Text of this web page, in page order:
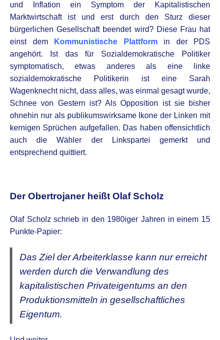
und Inflation ein Symptom der Kapitalistischen
Marktwirtschaft ist und erst durch den Sturz dieser
bürgerlichen Gesellschaft beendet wird? Diese Frau hat
einst dem
Kommunistische Plattformin der PDS
angehört. Ist das für Sozialdemokratische Politiker
symptomatisch, etwas anderes als eine linke
sozialdemokratische Politikerin ist eine Sarah
Wagenknecht nicht, dass alles, was einmal gesagt wurde,
Schnee von Gestern ist? Als Opposition ist sie bisher
ohnehin nur als publikumswirksame Ikone der Linken mit
kernigen Sprüchen aufgefallen. Das haben offensichtlich
auch die Wähler der Linkspartei gemerkt und
entsprechend quittiert.
Der Obertrojaner heißt Olaf Scholz
Olaf Scholz schrieb in den 1980iger Jahren in einem 15
Punkte-Papier:
Das Ziel der Arbeiterklasse kann nur erreicht
werden durch die Verwandlung des
kapitalistischen Privateigentums an den
Produktionsmitteln in gesellschaftliches
Eigentum.